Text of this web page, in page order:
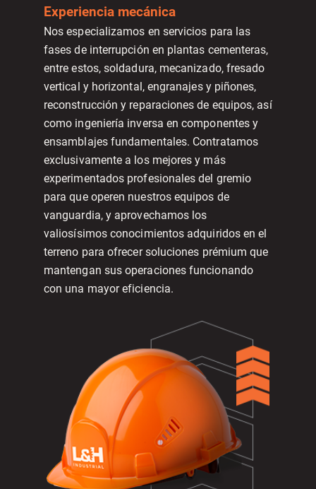
Experiencia mecánica
Nos especializamos en servicios para las
fases de interrupción en plantas cementeras,
entre estos, soldadura, mecanizado, fresado
vertical y horizontal, engranajes y piñones,
reconstrucción y reparaciones de equipos, así
como ingeniería inversa en componentes y
ensamblajes fundamentales. Contratamos
exclusivamente a los mejores y más
experimentados profesionales del gremio
para que operen nuestros equipos de
vanguardia, y aprovechamos los
valiosísimos conocimientos adquiridos en el
terreno para ofrecer soluciones prémium que
mantengan sus operaciones funcionando
con una mayor eficiencia.